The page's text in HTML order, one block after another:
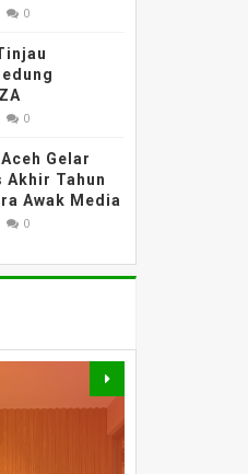
0
0
Gelar
Akhir Tahun
Awak Media
0